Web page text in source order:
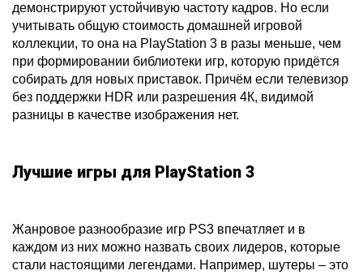
демонстрируют устойчивую частоту кадров. Но если
учитывать общую стоимость домашней игровой
коллекции, то она на PlayStation 3 в разы меньше, чем
при формировании библиотеки игр, которую придётся
собирать для новых приставок. Причём если телевизор
без поддержки HDR или разрешения 4К, видимой
разницы в качестве изображения нет.
Лучшие игры для PlayStation 3
Жанровое разнообразие игр PS3 впечатляет и в
каждом из них можно назвать своих лидеров, которые
стали настоящими легендами. Например, шутеры – это